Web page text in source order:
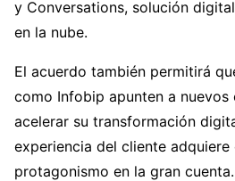
y Conversations, solución
en la nube.
El acuerdo también permitirá
como Infobip apunten a nuevos
acelerar su transformación
experiencia del cliente
protagonismo en la gran